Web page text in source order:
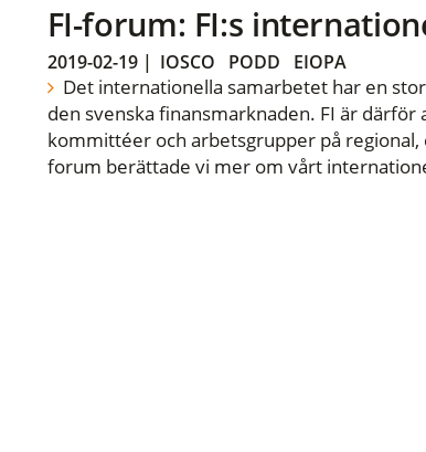
FI-forum: FI:s
2019-02-19| IOSCO PODD EIOPA
Det internationella samarbetet har en
den svenska finansmarknaden. FI är
kommittéer och arbetsgrupper på regional,
forum berättade vi mer om vårt